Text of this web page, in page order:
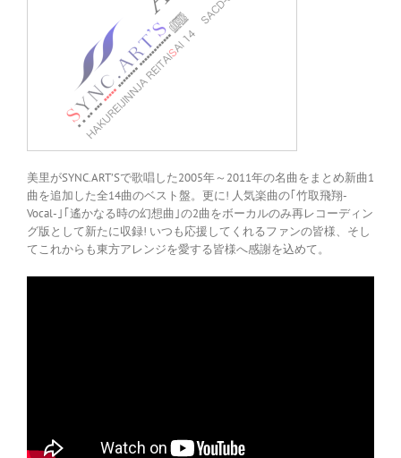
美里がSYNC.ART’Sで歌唱した2005年～2011年の名曲をまとめ新曲1
曲を追加した全14曲のベスト盤。更に! 人気楽曲の｢竹取飛翔-
Vocal-｣｢遙かなる時の幻想曲｣の2曲をボーカルのみ再レコーディン
グ版として新たに収録! いつも応援してくれるファンの皆様、そし
てこれからも東方アレンジを愛する皆様へ感謝を込めて。